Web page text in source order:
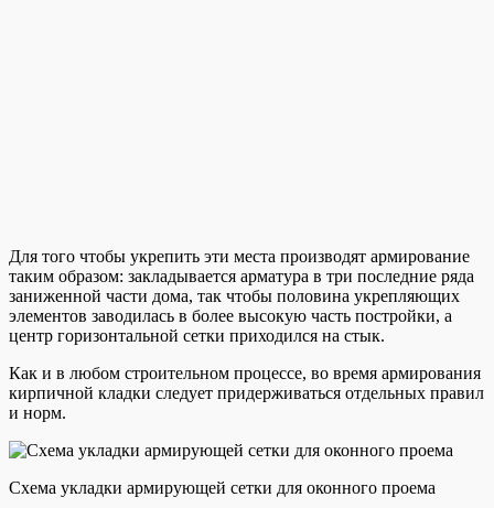
Для того чтобы укрепить эти места производят армирование
таким образом: закладывается арматура в три последние ряда
заниженной части дома, так чтобы половина укрепляющих
элементов заводилась в более высокую часть постройки, а
центр горизонтальной сетки приходился на стык.
Как и в любом строительном процессе, во время армирования
кирпичной кладки следует придерживаться отдельных правил
и норм.
Схема укладки армирующей сетки для оконного проема